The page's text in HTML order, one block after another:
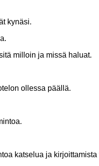
kynäsi.
milloin ja missä haluat.
ollessa päällä.
katselua ja